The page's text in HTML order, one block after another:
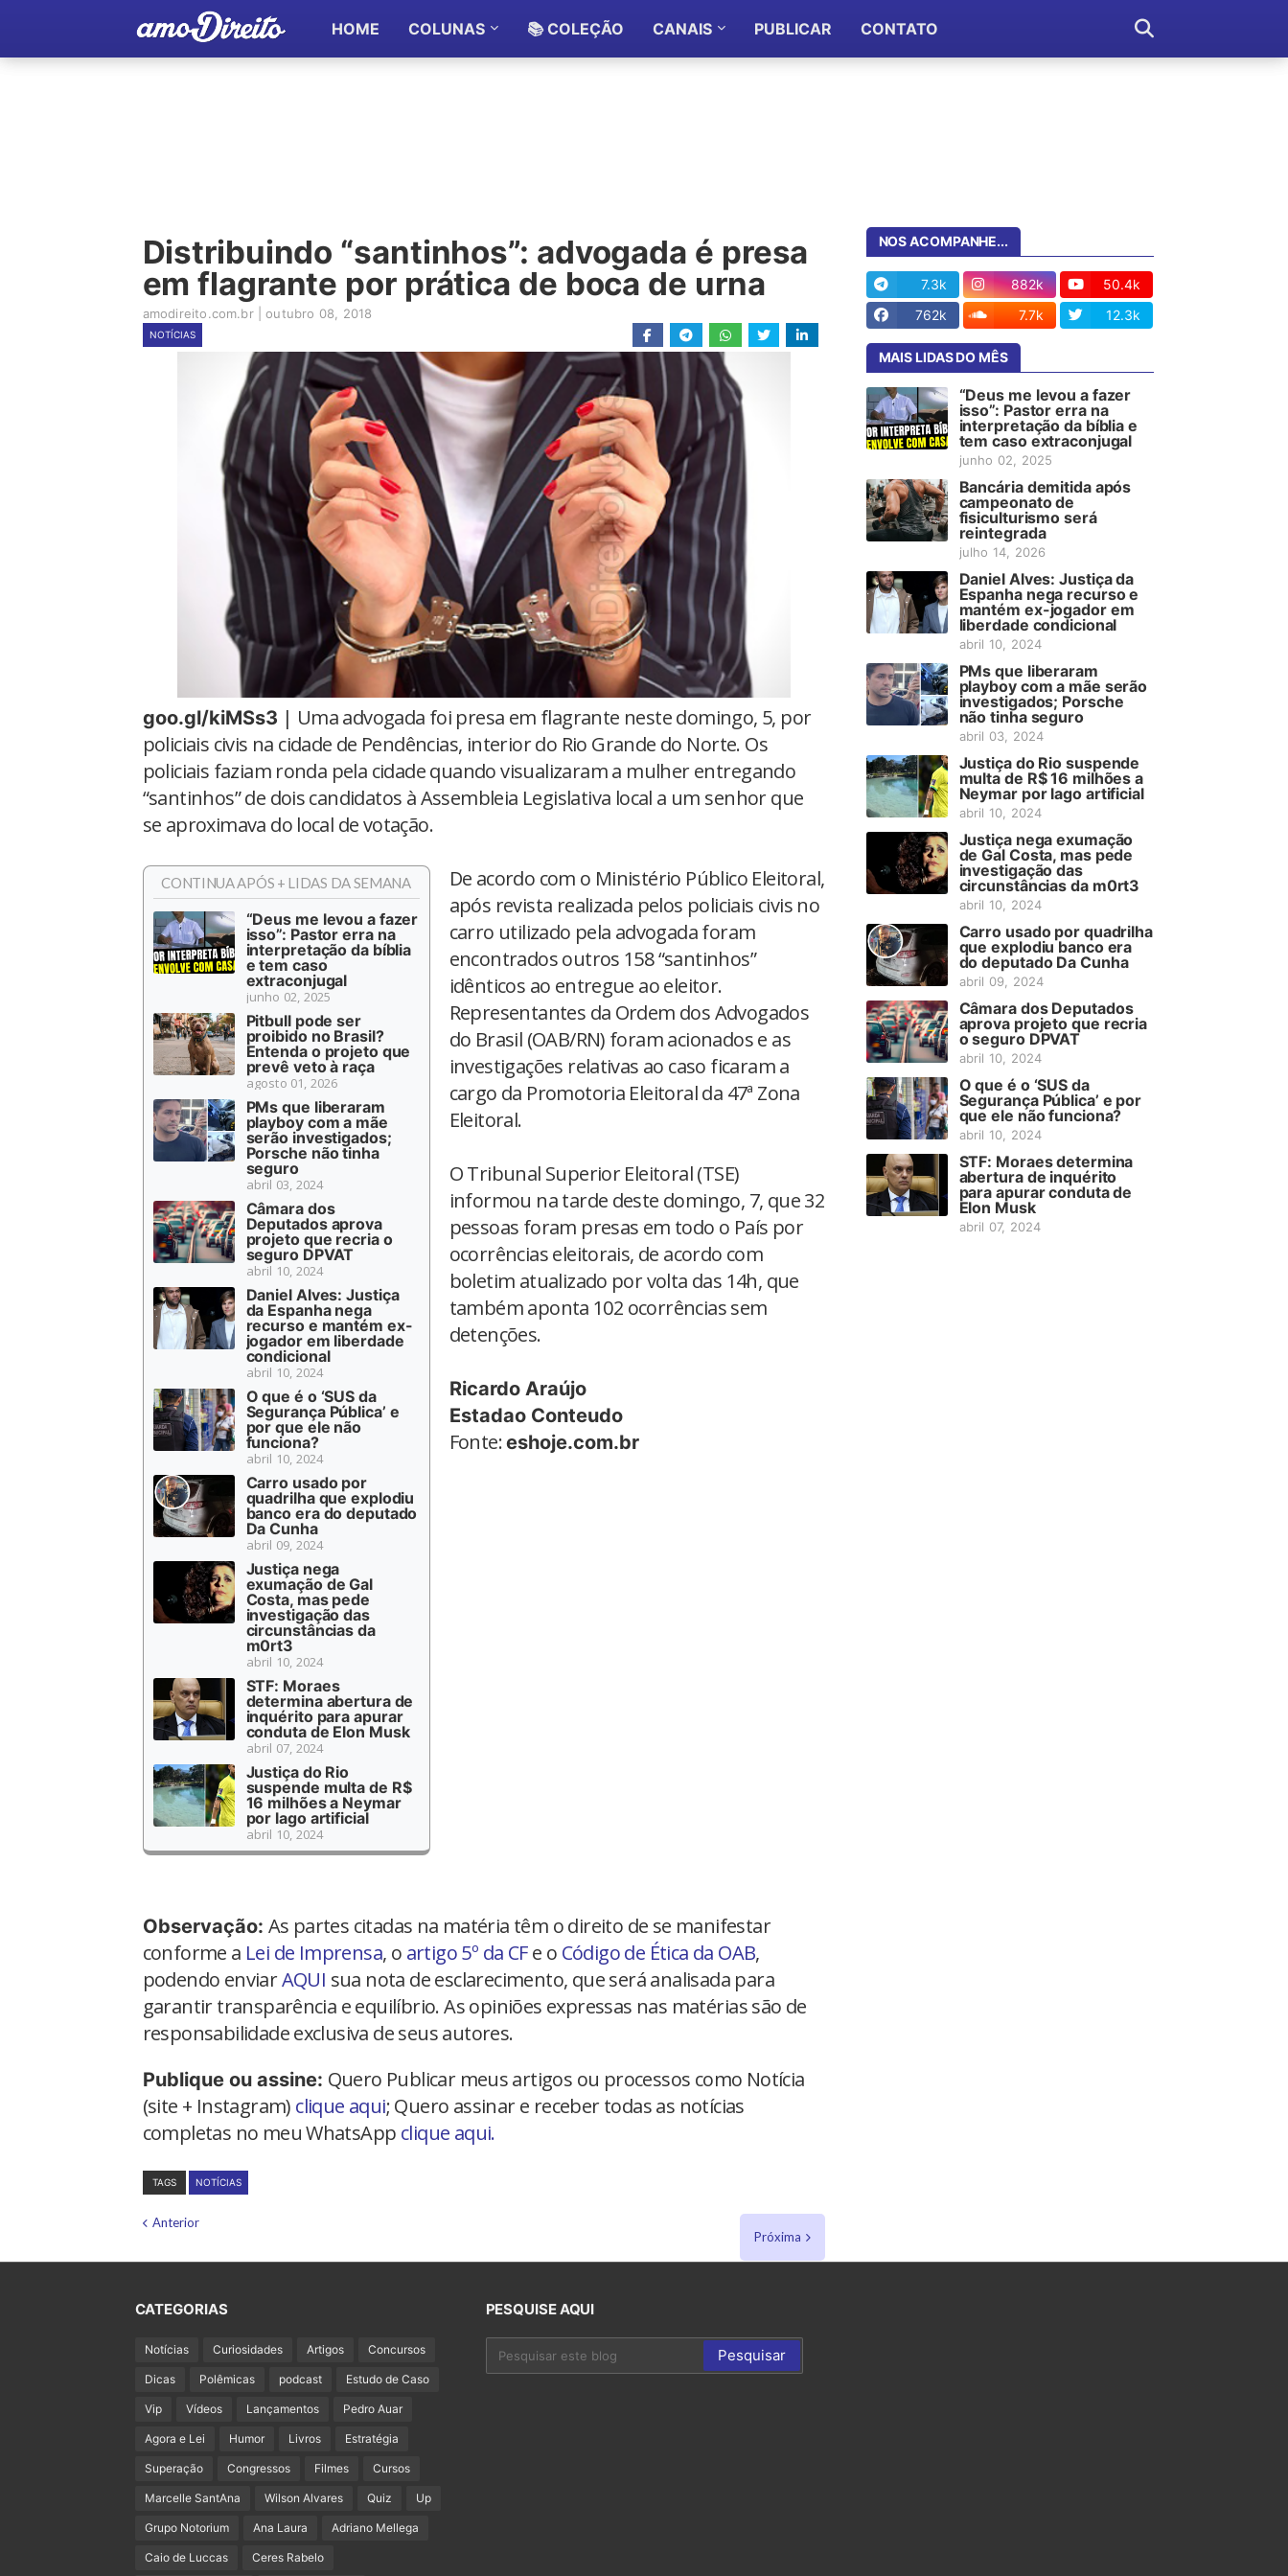
HOME COLUNAS 📚 COLEÇÃO CANAIS PUBLICAR CONTATO
Distribuindo “santinhos”: advogada é presa
em flagrante por prática de boca de urna
amodireito.com.br outubro 08, 2018
NOTÍCIAS
goo.gl/kiMSs3 | Uma advogada foi presa em flagrante neste domingo, 5, por
policiais civis na cidade de Pendências, interior do Rio Grande do Norte. Os
policiais faziam ronda pela cidade quando visualizaram a mulher entregando
“santinhos” de dois candidatos à Assembleia Legislativa local a um senhor que
se aproximava do local de votação.
CONTINUA APÓS + LIDAS DA SEMANA
“Deus me levou a fazer
isso”: Pastor erra na
interpretação da bíblia
e tem caso
extraconjugal
junho 02, 2025
Pitbull pode ser
proibido no Brasil?
Entenda o projeto que
prevê veto à raça
agosto 01, 2026
PMs que liberaram
playboy com a mãe
serão investigados;
Porsche não tinha
seguro
abril 03, 2024
Câmara dos
Deputados aprova
projeto que recria o
seguro DPVAT
abril 10, 2024
Daniel Alves: Justiça
da Espanha nega
recurso e mantém ex-
jogador em liberdade
condicional
abril 10, 2024
O que é o ‘SUS da
Segurança Pública’ e
por que ele não
funciona?
abril 10, 2024
Carro usado por
quadrilha que explodiu
banco era do deputado
Da Cunha
abril 09, 2024
Justiça nega
exumação de Gal
Costa, mas pede
investigação das
circunstâncias da
m0rt3
abril 10, 2024
STF: Moraes
determina abertura de
inquérito para apurar
conduta de Elon Musk
abril 07, 2024
Justiça do Rio
suspende multa de R$
16 milhões a Neymar
por lago artificial
abril 10, 2024
De acordo com o Ministério Público Eleitoral,
após revista realizada pelos policiais civis no
carro utilizado pela advogada foram
encontrados outros 158 “santinhos”
idênticos ao entregue ao eleitor.
Representantes da Ordem dos Advogados
do Brasil (OAB/RN) foram acionados e as
investigações relativas ao caso ficaram a
cargo da Promotoria Eleitoral da 47ª Zona
Eleitoral.
O Tribunal Superior Eleitoral (TSE)
informou na tarde deste domingo, 7, que 32
pessoas foram presas em todo o País por
ocorrências eleitorais, de acordo com
boletim atualizado por volta das 14h, que
também aponta 102 ocorrências sem
detenções.
Ricardo Araújo
Estadao Conteudo
Fonte:eshoje.com.br
Observação: As partes citadas na matéria têm o direito de se manifestar
conforme a Lei de Imprensa, o artigo 5º da CFe o Código de Ética da OAB,
podendo enviarAQUI sua nota de esclarecimento, que será analisada para
garantir transparência e equilíbrio. As opiniões expressas nas matérias são de
responsabilidade exclusiva de seus autores.
Publique ou assine: Quero Publicar meus artigos ou processos como Notícia
(site + Instagram) clique aqui; Quero assinar e receber todas as notícias
completas no meu WhatsApp clique aqui.
TAGS NOTÍCIAS
Anterior
Próxima
NOS ACOMPANHE...
7.3k 882k
50.4k
762k
7.7k 12.3k
MAIS LIDAS DO MÊS
“Deus me levou a fazer
isso”: Pastor erra na
interpretação da bíblia e
tem caso extraconjugal
junho 02, 2025
Bancária demitida após
campeonato de
fisiculturismo será
reintegrada
julho 14, 2026
Daniel Alves: Justiça da
Espanha nega recurso e
mantém ex-jogador em
liberdade condicional
abril 10, 2024
PMs que liberaram
playboy com a mãe serão
investigados; Porsche
não tinha seguro
abril 03, 2024
Justiça do Rio suspende
multa de R$ 16 milhões a
Neymar por lago artificial
abril 10, 2024
Justiça nega exumação
de Gal Costa, mas pede
investigação das
circunstâncias da m0rt3
abril 10, 2024
Carro usado por quadrilha
que explodiu banco era
do deputado Da Cunha
abril 09, 2024
Câmara dos Deputados
aprova projeto que recria
o seguro DPVAT
abril 10, 2024
O que é o ‘SUS da
Segurança Pública’ e por
que ele não funciona?
abril 10, 2024
STF: Moraes determina
abertura de inquérito
para apurar conduta de
Elon Musk
abril 07, 2024
CATEGORIAS
Notícias Curiosidades Artigos Concursos
Dicas Polêmicas podcast Estudo de Caso
Vip Vídeos Lançamentos Pedro Auar
Agora e Lei Humor Livros Estratégia
Superação Congressos Filmes Cursos
Marcelle SantAna Wilson Alvares Quiz Up
Grupo Notorium Ana Laura Adriano Mellega
Caio de Luccas Ceres Rabelo
PESQUISE AQUI